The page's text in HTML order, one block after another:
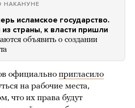
исламское государство.
страны, к власти пришли
объявить о создании
официально пригласило
на рабочие места,
что их права будут